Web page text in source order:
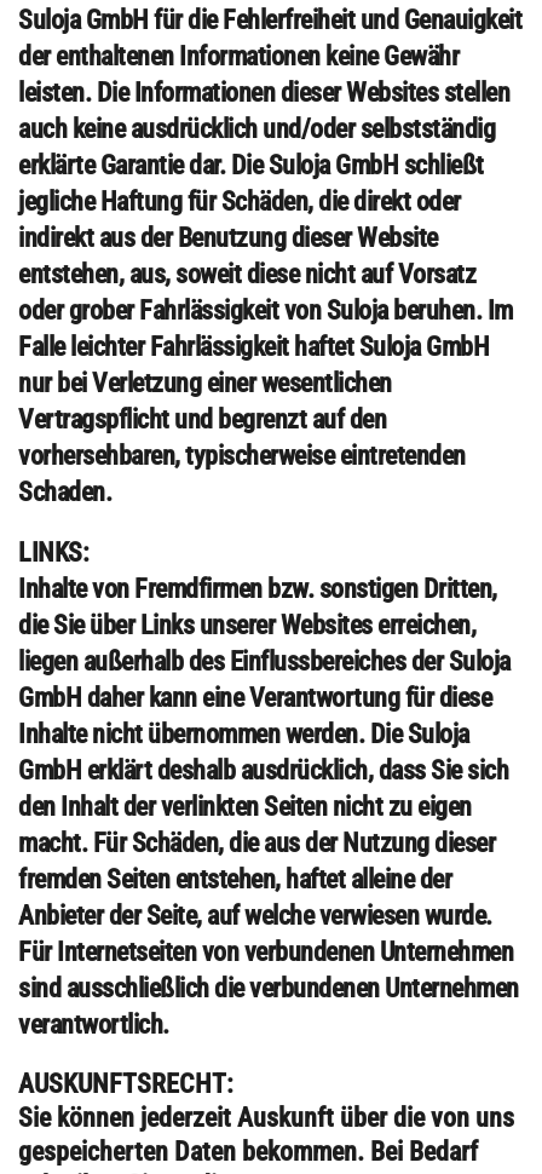
Suloja GmbH für die Fehlerfreiheit und Genauigkeit
der enthaltenen Informationen keine Gewähr
leisten. Die Informationen dieser Websites stellen
auch keine ausdrücklich und/oder selbstständig
erklärte Garantie dar. Die Suloja GmbH schließt
jegliche Haftung für Schäden, die direkt oder
indirekt aus der Benutzung dieser Website
entstehen, aus, soweit diese nicht auf Vorsatz
oder grober Fahrlässigkeit von Suloja beruhen. Im
Falle leichter Fahrlässigkeit haftet Suloja GmbH
nur bei Verletzung einer wesentlichen
Vertragspflicht und begrenzt auf den
vorhersehbaren, typischerweise eintretenden
Schaden.
LINKS:
Inhalte von Fremdfirmen bzw. sonstigen Dritten,
die Sie über Links unserer Websites erreichen,
liegen außerhalb des Einflussbereiches der Suloja
GmbH daher kann eine Verantwortung für diese
Inhalte nicht übernommen werden. Die Suloja
GmbH erklärt deshalb ausdrücklich, dass Sie sich
den Inhalt der verlinkten Seiten nicht zu eigen
macht. Für Schäden, die aus der Nutzung dieser
fremden Seiten entstehen, haftet alleine der
Anbieter der Seite, auf welche verwiesen wurde.
Für Internetseiten von verbundenen Unternehmen
sind ausschließlich die verbundenen Unternehmen
verantwortlich.
AUSKUNFTSRECHT:
Sie können jederzeit Auskunft über die von uns
gespeicherten Daten bekommen. Bei Bedarf